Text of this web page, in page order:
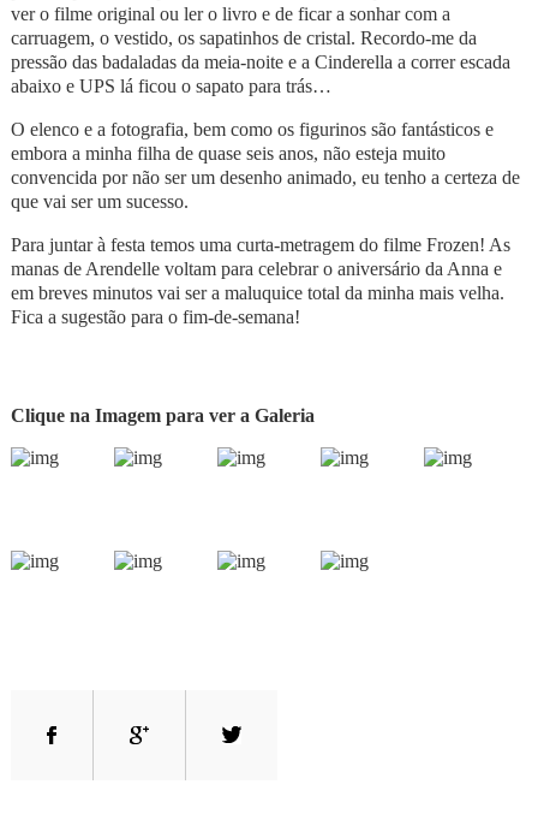
ver o filme original ou ler o livro e de ficar a sonhar com a
carruagem, o vestido, os sapatinhos de cristal. Recordo-me da
pressão das badaladas da meia-noite e a Cinderella a correr escada
abaixo e UPS lá ficou o sapato para trás…
O elenco e a fotografia, bem como os figurinos são fantásticos e
embora a minha filha de quase seis anos, não esteja muito
convencida por não ser um desenho animado, eu tenho a certeza de
que vai ser um sucesso.
Para juntar à festa temos uma curta-metragem do filme Frozen! As
manas de Arendelle voltam para celebrar o aniversário da Anna e
em breves minutos vai ser a maluquice total da minha mais velha.
Fica a sugestão para o fim-de-semana!
Clique na Imagem para ver a Galeria